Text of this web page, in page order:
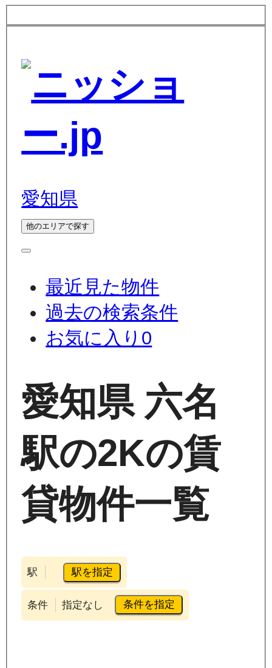
愛知県
他のエリアで探す
最近見た物件
過去の検索条件
お気に入り 0
愛知県 六名
駅の2Kの賃
貸物件一覧
駅 駅を指定
条件 指定なし 条件を指定